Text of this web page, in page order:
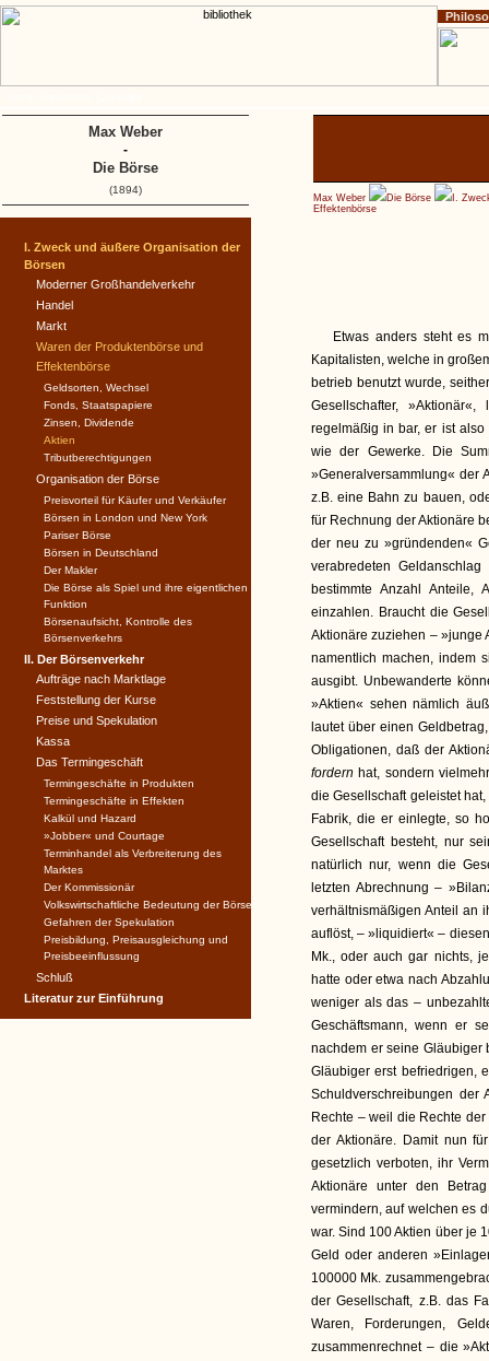
Max Weber Die Börse
I.
Effektenbörse
Etwas anders steht es
Kapitalisten, welche in
betrieb benutzt wurde,
Gesellschafter,
regelmäßig in bar, er ist
wie der Gewerke. Die
»Generalversammlung« der
z.B. eine Bahn zu bauen,
für Rechnung der Aktionäre
der neu zu »gründenden«
verabredeten
bestimmte Anzahl
einzahlen. Braucht die
Aktionäre zuziehen – »junge
namentlich machen, indem
ausgibt. Unbewanderte
»Aktien« sehen nämlich
lautet über einen
Obligationen, daß der
fordern hat, sondern
die Gesellschaft geleistet
Fabrik, die er einlegte, so
Gesellschaft besteht, nur
natürlich nur, wenn die
letzten Abrechnung –
verhältnismäßigen Anteil an
auflöst, – »liquidiert« –
Mk., oder auch gar nichts,
hatte oder etwa nach
weniger als das –
Geschäftsmann, wenn er
nachdem er seine Gläubiger
Gläubiger erst befriedrigen,
Schuldverschreibungen der
Rechte – weil die Rechte
der Aktionäre. Damit nun
gesetzlich verboten, ihr
Aktionäre unter den
vermindern, auf welchen es
war. Sind 100 Aktien über je
Geld oder anderen
100000 Mk.
der Gesellschaft, z.B. das
Waren, Forderungen,
zusammenrechnet – die
I. Zweck und äußere Organisation der
Börsen
Moderner Großhandelverkehr
Handel
Markt
Waren der Produktenbörse und
Effektenbörse
Geldsorten, Wechsel
Fonds, Staatspapiere
Zinsen, Dividende
Aktien
Tributberechtigungen
Organisation der Börse
Preisvorteil für Käufer und Verkäufer
Börsen in London und New York
Pariser Börse
Börsen in Deutschland
Der Makler
Die Börse als Spiel und ihre eigentlichen
Funktion
Börsenaufsicht, Kontrolle des
Börsenverkehrs
II. Der Börsenverkehr
Aufträge nach Marktlage
Feststellung der Kurse
Preise und Spekulation
Kassa
Das Termingeschäft
Termingeschäfte in Produkten
Termingeschäfte in Effekten
Kalkül und Hazard
»Jobber« und Courtage
Terminhandel als Verbreiterung des
Marktes
Der Kommissionär
Volkswirtschaftliche Bedeutung der Börse
Gefahren der Spekulation
Preisbildung, Preisausgleichung und
Preisbeeinflussung
Schluß
Literatur zur Einführung
Max Weber
-
Die Börse
(1894)